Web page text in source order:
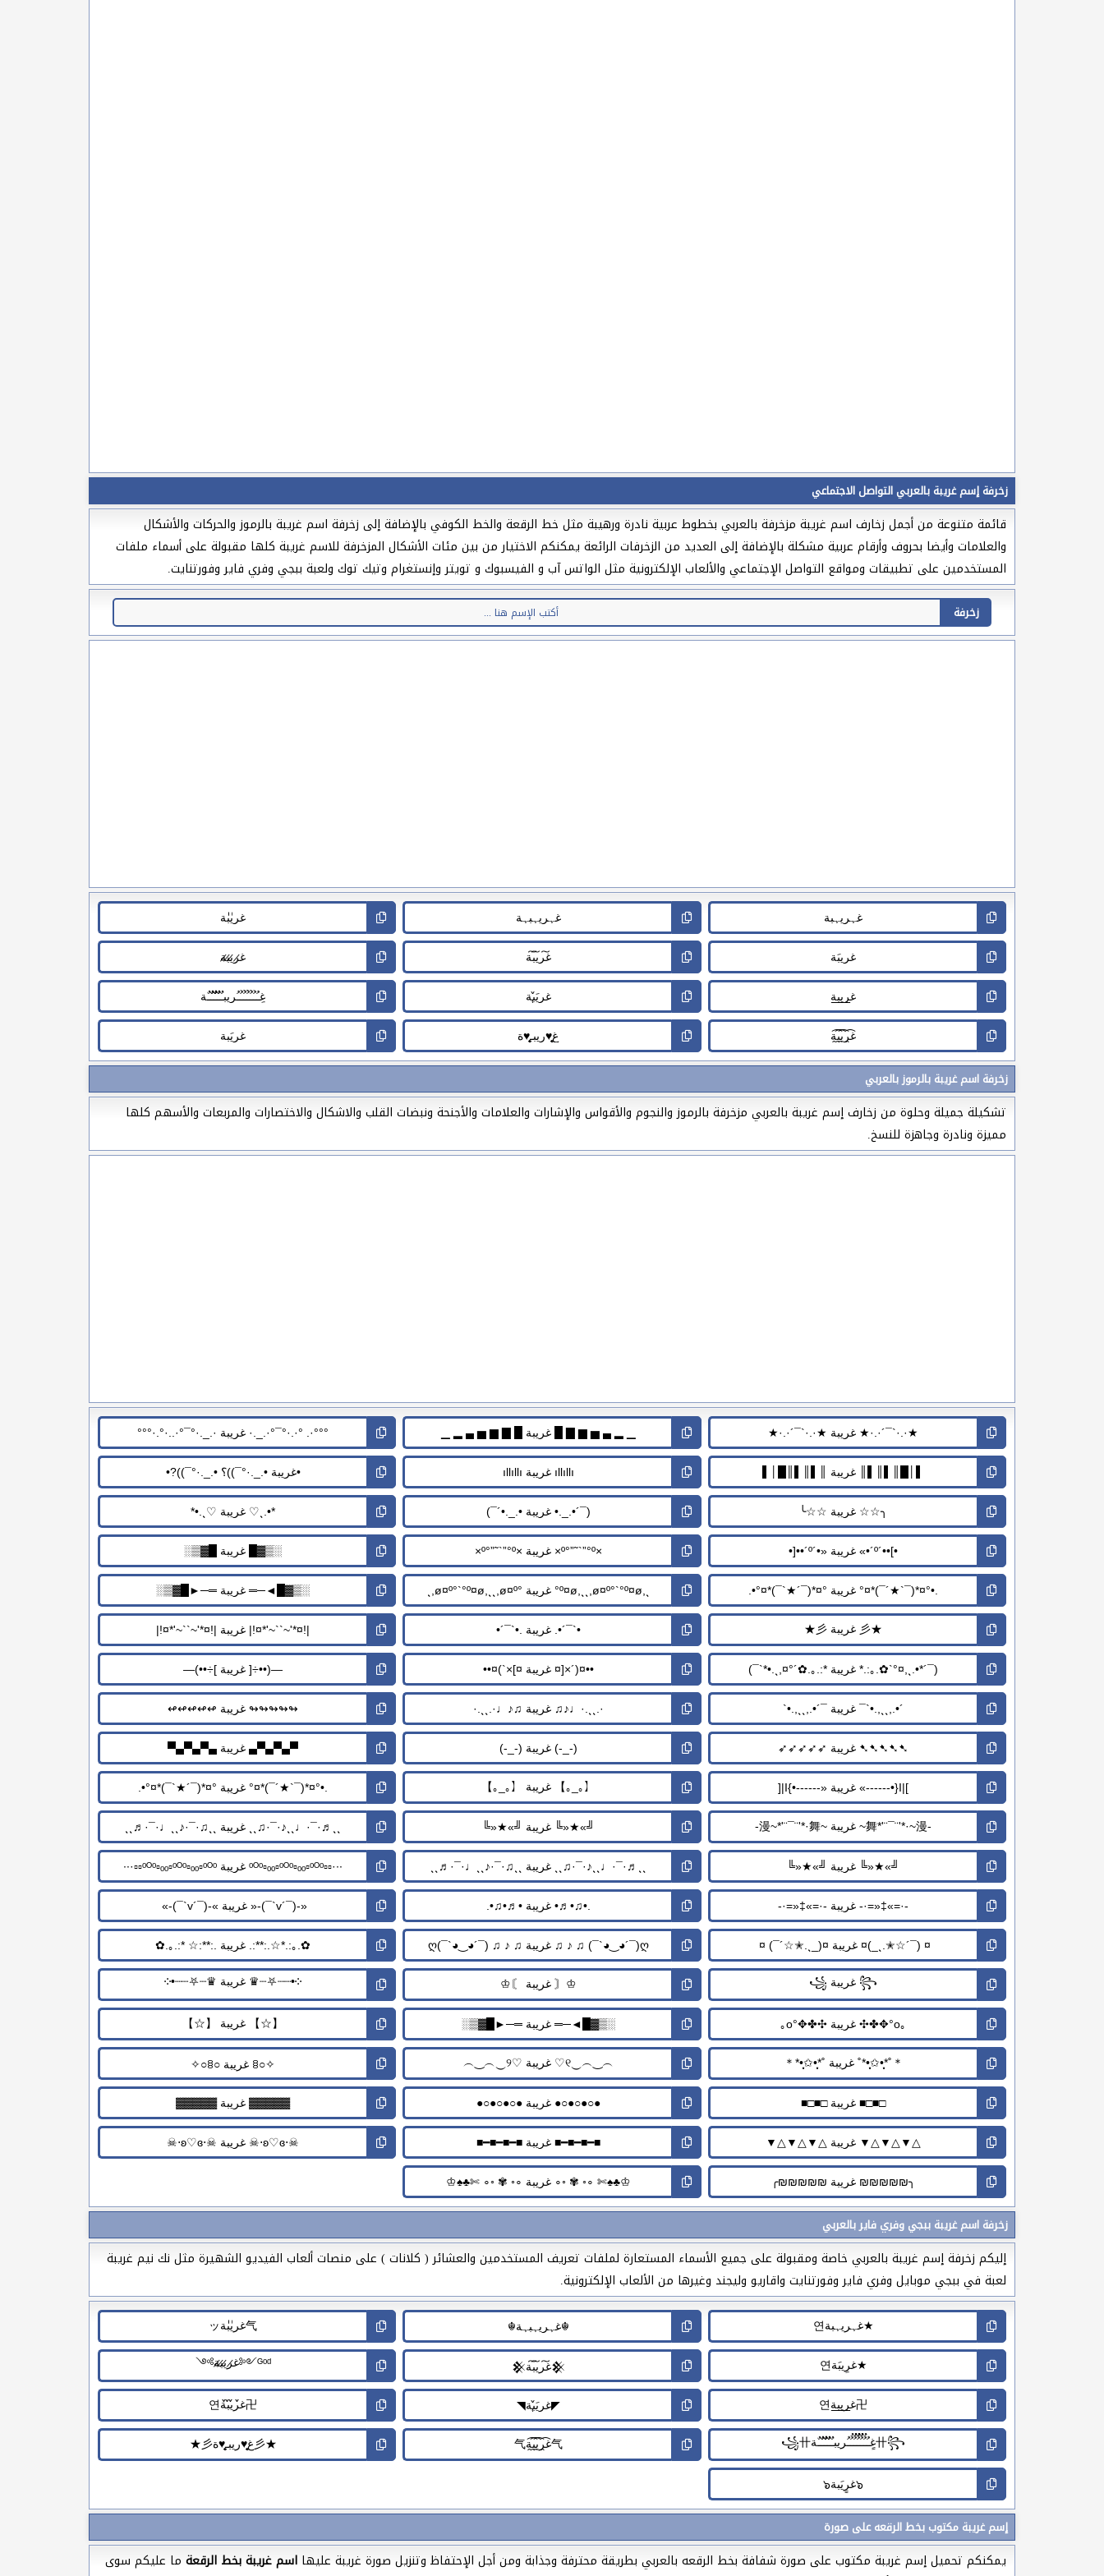
زخرفة إسم غريبة بالعربي التواصل الاجتماعي
قائمة متنوعة من أجمل زخارف اسم غريبة مزخرفة بالعربي بخطوط عربية نادرة ورهيبة مثل خط الرقعة والخط الكوفي بالإضافة إلى زخرفة اسم غريبة بالرموز والحركات والأشكال
والعلامات وأيضا بحروف وأرقام عربية مشكلة بالإضافة إلى العديد من الزخرفات الرائعة يمكنكم الاختيار من بين مئات الأشكال المزخرفة للاسم غريبة كلها مقبولة على أسماء ملفات
المستخدمين على تطبيقات ومواقع التواصل الإجتماعي والألعاب الإلكترونية مثل الواتس آب و الفيسبوك و تويتر وإنستغرام وتيك توك ولعبة ببجي وفري فاير وفورتنايت.
زخرفة
زخرفة اسم غريبة بالرموز بالعربي
تشكيلة جميلة وحلوة من زخارف إسم غريبة بالعربي مزخرفة بالرموز والنجوم والأقواس والإشارات والعلامات والأجنحة ونبضات القلب والاشكال والاختصارات والمربعات والأسهم كلها
مميزة ونادرة وجاهزة للنسخ.
زخرفة اسم غريبة ببجي وفري فاير بالعربي
إليكم زخرفة إسم غريبة بالعربي خاصة ومقبولة على جميع الأسماء المستعارة لملفات تعريف المستخدمين والعشائر ( كلانات ) على منصات ألعاب الفيديو الشهيرة مثل نك نيم غريبة
لعبة في ببجي موبايل وفري فاير وفورتنايت واقاريو وليجند وغيرها من الألعاب الإلكترونية.
إسم غريبة مكتوب بخط الرقعه على صورة
يمكنكم تحميل إسم غريبة مكتوب على صورة شفافة بخط الرقعه بالعربي بطريقة محترفة وجذابة ومن أجل الإحتفاظ وتنزيل صورة غريبة عليها اسم غريبة بخط الرقعةما عليكم سوى